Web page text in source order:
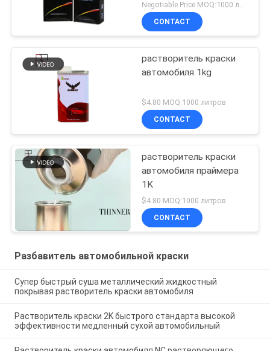
CONTACT
растворитель краски
автомобиля 1kg
$4.80 MOQ:1000 литров
CONTACT
растворитель краски
автомобиля праймера
1K
$4.80 MOQ:1000 литров
CONTACT
Разбавитель автомобильной краски
Супер быстрый суша металлический жидкостный
покрывая растворитель краски автомобиля
Растворитель краски 2K быстрого стандарта высокой
эффективности медленный сухой автомобильный